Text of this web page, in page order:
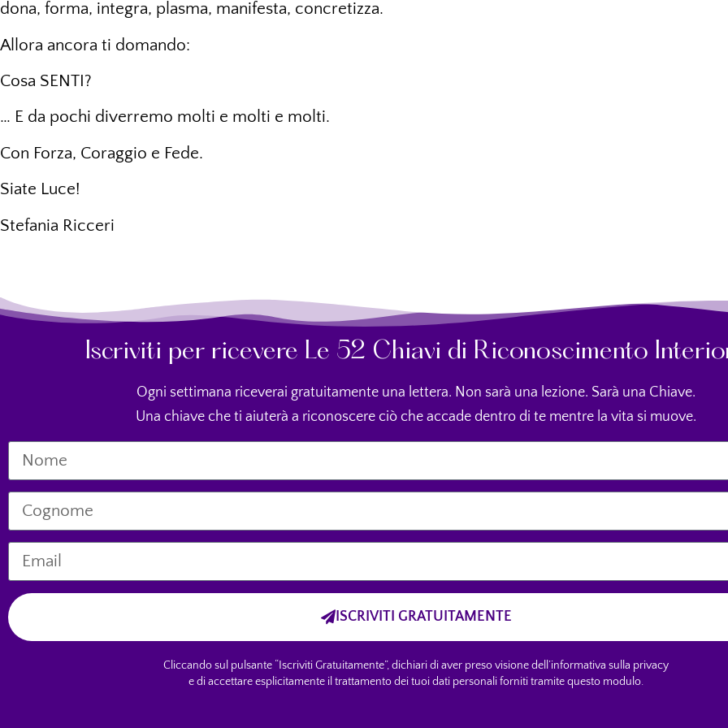
dona, forma, integra, plasma, manifesta, concretizza.
Allora ancora ti domando:
Cosa SENTI?
… E da pochi diverremo molti e molti e molti.
Con Forza, Coraggio e Fede.
Siate Luce!
Stefania Ricceri
Iscriviti per ricevere Le 52 Chiavi di Riconoscimento
Ogni settimana riceverai gratuitamente una lettera. Non sarà una lezione. Sarà una Chiave.
Una chiave che ti aiuterà a riconoscere ciò che accade dentro di te mentre la vita si muove.
ISCRIVITI GRATUITAMENTE
Cliccando sul pulsante “Iscriviti Gratuitamente”, dichiari di aver preso visione dell’informativa sulla privacy
e di accettare esplicitamente il trattamento dei tuoi dati personali forniti tramite questo modulo.